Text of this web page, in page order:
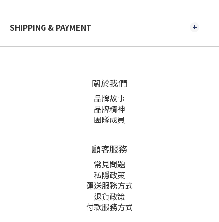
SHIPPING & PAYMENT
關於我們
品牌故事
品牌精神
團隊成員
顧客服務
常見問題
私隱政策
運送服務方式
退貨政策
付款服務方式